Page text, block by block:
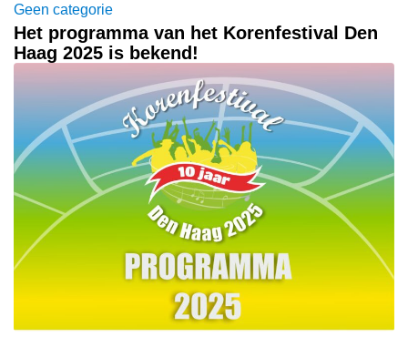
Geen categorie
Het programma van het Korenfestival Den
Haag 2025 is bekend!